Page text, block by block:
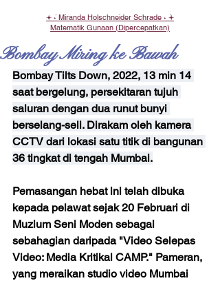
𖥔 ݁˖ Miranda Holschneider Schrade ˖ ݁𖥔
Matematik Gunaan (Dipercepatkan)
Bombay Miring ke Bawah
Bombay Tilts Down, 2022, 13 min 14
saat bergelung, persekitaran tujuh
saluran dengan dua runut bunyi
berselang-seli. Dirakam oleh kamera
CCTV dari lokasi satu titik di bangunan
36 tingkat di tengah Mumbai.
Pemasangan hebat ini telah dibuka
kepada pelawat sejak 20 Februari di
Muzium Seni Moden sebagai
sebahagian daripada "Video Selepas
Video: Media Kritikal CAMP." Pameran,
yang meraikan studio video Mumbai